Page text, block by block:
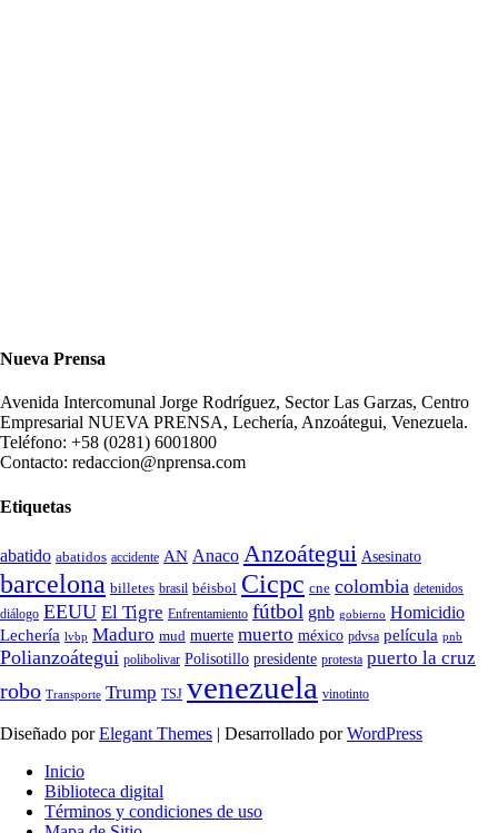
Nueva Prensa
Avenida Intercomunal Jorge Rodríguez, Sector Las Garzas, Centro
Empresarial NUEVA PRENSA, Lechería, Anzoátegui, Venezuela.
Teléfono: +58 (0281) 6001800
Contacto: redaccion@nprensa.com
Etiquetas
abatido abatidos accidente AN Anaco Anzoátegui Asesinato
barcelona billetes brasil béisbol Cicpc cne colombia detenidos
diálogo EEUU El Tigre Enfrentamiento fútbol gnb gobierno Homicidio
Lechería lvbp Maduro mud muerte muerto méxico pdvsa película pnb
Polianzoátegui polibolivar Polisotillo presidente protesta puerto la cruz
robo Transporte Trump TSJ venezuela vinotinto
Diseñado porElegant Themes | Desarrollado porWordPress
Inicio
Biblioteca digital
Términos y condiciones de uso